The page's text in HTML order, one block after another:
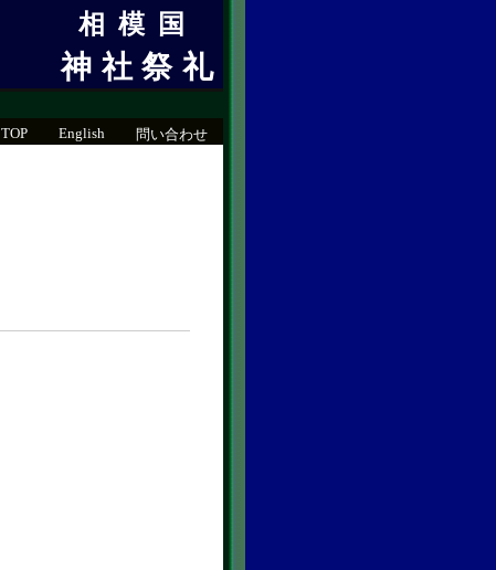
相模国
神社祭礼
問い合わせ
English
TOP